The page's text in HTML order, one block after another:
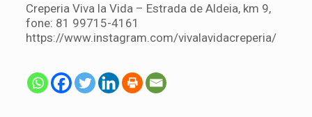
Creperia Viva la Vida – Estrada de Aldeia, km 9,
fone: 81 99715-4161
https://www.instagram.com/vivalavidacreperia/